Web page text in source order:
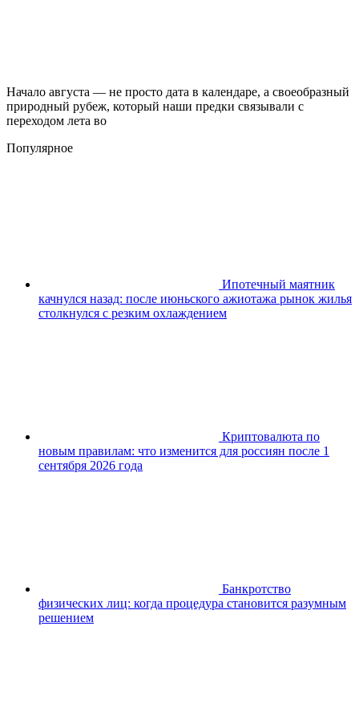
Начало августа — не просто дата в календаре, а своеобразный
природный рубеж, который наши предки связывали с
переходом лета во
Популярное
Ипотечный маятник
качнулся назад: после июньского ажиотажа рынок жилья
столкнулся с резким охлаждением
Криптовалюта по
новым правилам: что изменится для россиян после 1
сентября 2026 года
Банкротство
физических лиц: когда процедура становится разумным
решением